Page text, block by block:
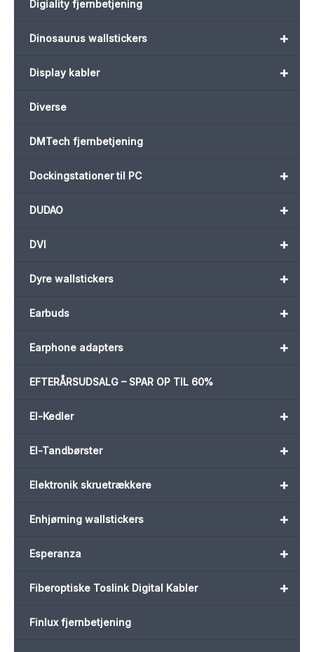
Digiality fjernbetjening
+
Dinosaurus wallstickers
+
Display kabler
Diverse
DMTech fjernbetjening
+
Dockingstationer til PC
+
DUDAO
+
DVI
+
Dyre wallstickers
+
Earbuds
+
Earphone adapters
EFTERÅRSUDSALG – SPAR OP TIL 60%
+
El-Kedler
+
El-Tandbørster
+
Elektronik skruetrækkere
+
Enhjørning wallstickers
+
Esperanza
+
Fiberoptiske Toslink Digital Kabler
Finlux fjernbetjening